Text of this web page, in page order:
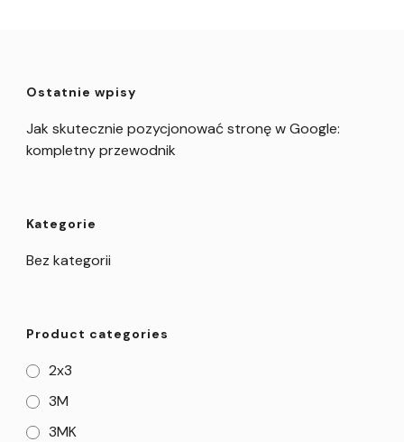
Ostatnie wpisy
Jak skutecznie pozycjonować stronę w Google:
kompletny przewodnik
Kategorie
Bez kategorii
Product categories
2x3
3M
3MK